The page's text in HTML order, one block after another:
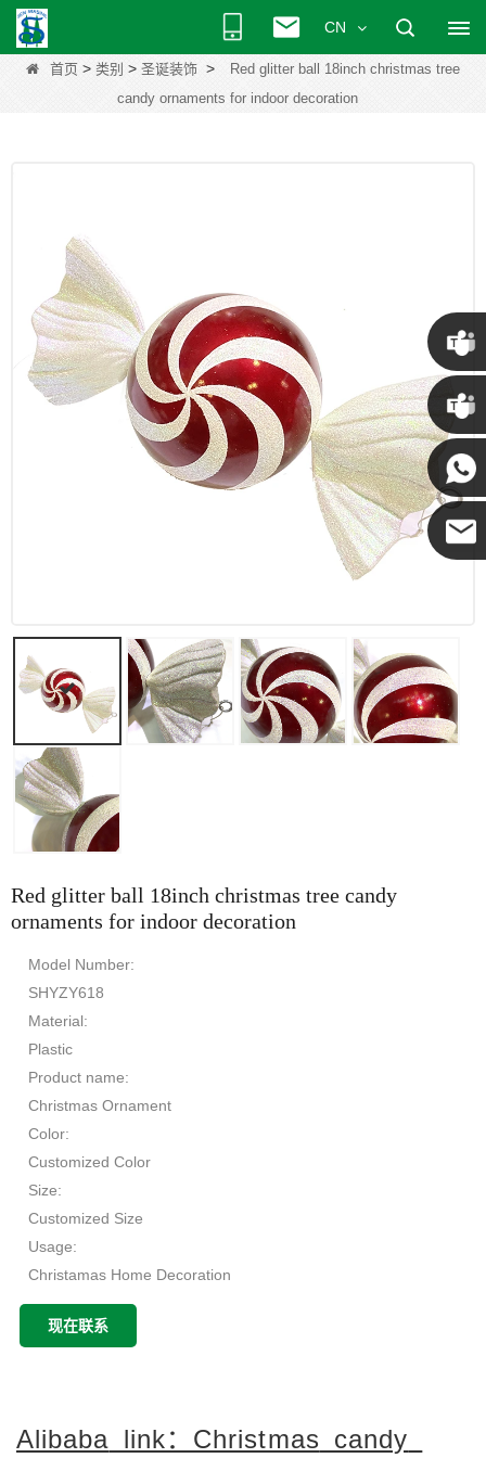
CN
首页 > 类别 > 圣诞装饰 >
Red glitter ball 18inch christmas tree
candy ornaments for indoor decoration
Red glitter ball 18inch christmas tree candy
ornaments for indoor decoration
Model Number:
SHYZY618
Material:
Plastic
Product name:
Christmas Ornament
Color:
Customized Color
Size:
Customized Size
Usage:
Christamas Home Decoration
Name:
christmas candy
Chirstmas Decor
现在联系
Alibaba link：Christmas candy
克里斯
· 肯尼 ·